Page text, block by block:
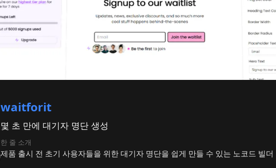
waitforit
몇 초 만에 대기자 명단 생성
한 줄 소개
제품 출시 전 초기 사용자들을 위한 대기자 명단을 쉽게 만들 수 있는 노코드 빌더